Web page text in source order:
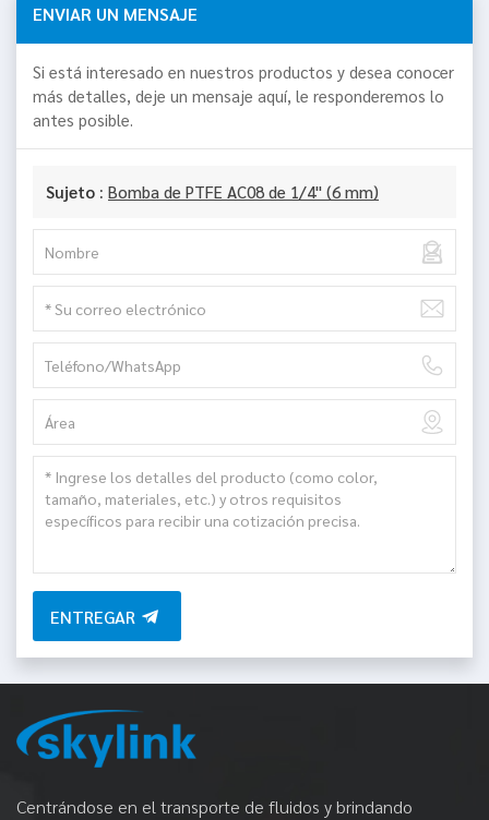
ENVIAR UN MENSAJE
Si está interesado en nuestros productos y desea conocer
más detalles, deje un mensaje aquí, le responderemos lo
antes posible.
Sujeto : Bomba de PTFE AC08 de 1/4" (6 mm)
ENTREGAR
Centrándose en el transporte de fluidos y brindando